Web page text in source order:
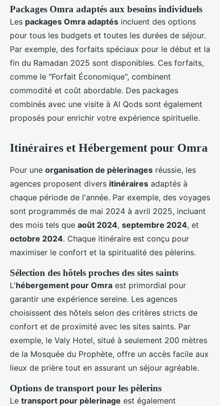
Packages Omra adaptés aux besoins individuels
Les packages Omra adaptés incluent des options
pour tous les budgets et toutes les durées de séjour.
Par exemple, des forfaits spéciaux pour le début et la
fin du Ramadan 2025 sont disponibles. Ces forfaits,
comme le "Forfait Économique", combinent
commodité et coût abordable. Des packages
combinés avec une visite à Al Qods sont également
proposés pour enrichir votre expérience spirituelle.
Itinéraires et Hébergement pour Omra
Pour une organisation de pèlerinages réussie, les
agences proposent divers itinéraires adaptés à
chaque période de l'année. Par exemple, des voyages
sont programmés de mai 2024 à avril 2025, incluant
des mois tels que août 2024, septembre 2024, et
octobre 2024. Chaque itinéraire est conçu pour
maximiser le confort et la spiritualité des pèlerins.
Sélection des hôtels proches des sites saints
L'hébergement pour Omra est primordial pour
garantir une expérience sereine. Les agences
choisissent des hôtels selon des critères stricts de
confort et de proximité avec les sites saints. Par
exemple, le Valy Hotel, situé à seulement 200 mètres
de la Mosquée du Prophète, offre un accès facile aux
lieux de prière tout en assurant un séjour agréable.
Options de transport pour les pèlerins
Le transport pour pèlerinage est également